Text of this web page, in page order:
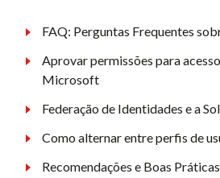
FAQ: Perguntas Frequentes
Aprovar permissões para
Microsoft
Federação de Identidades e a
Como alternar entre perfis de
Recomendações e Boas